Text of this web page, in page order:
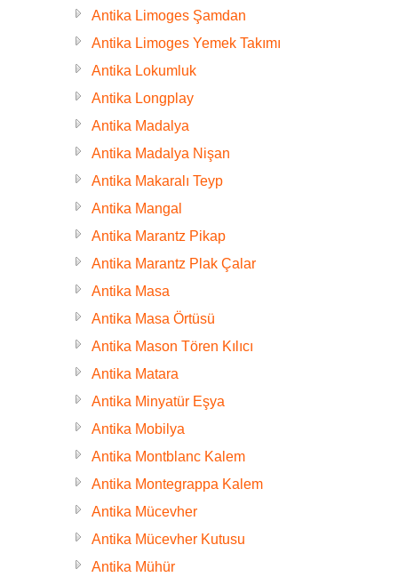
Antika Limoges Şamdan
Antika Limoges Yemek Takımı
Antika Lokumluk
Antika Longplay
Antika Madalya
Antika Madalya Nişan
Antika Makaralı Teyp
Antika Mangal
Antika Marantz Pikap
Antika Marantz Plak Çalar
Antika Masa
Antika Masa Örtüsü
Antika Mason Tören Kılıcı
Antika Matara
Antika Minyatür Eşya
Antika Mobilya
Antika Montblanc Kalem
Antika Montegrappa Kalem
Antika Mücevher
Antika Mücevher Kutusu
Antika Mühür